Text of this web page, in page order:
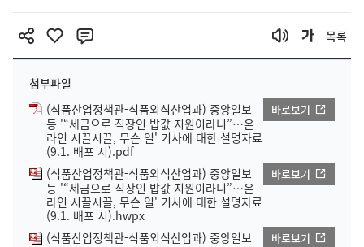
목록
첨부파일
(식품산업정책관-식품외식산업과) 중앙일보
등 '“세금으로 직장인 밥값 지원이라니”…온
라인 시끌시끌, 무슨 일' 기사에 대한 설명자료
(9.1. 배포 시).pdf
바로보기
(식품산업정책관-식품외식산업과) 중앙일보
등 '“세금으로 직장인 밥값 지원이라니”…온
라인 시끌시끌, 무슨 일' 기사에 대한 설명자료
(9.1. 배포 시).hwpx
바로보기
(식품산업정책관-식품외식산업과) 중앙일보
바로보기